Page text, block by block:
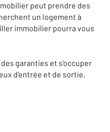
peut prendre des
un logement à
immobilier pourra vous
garanties et s'occuper
d'entrée et de sortie,